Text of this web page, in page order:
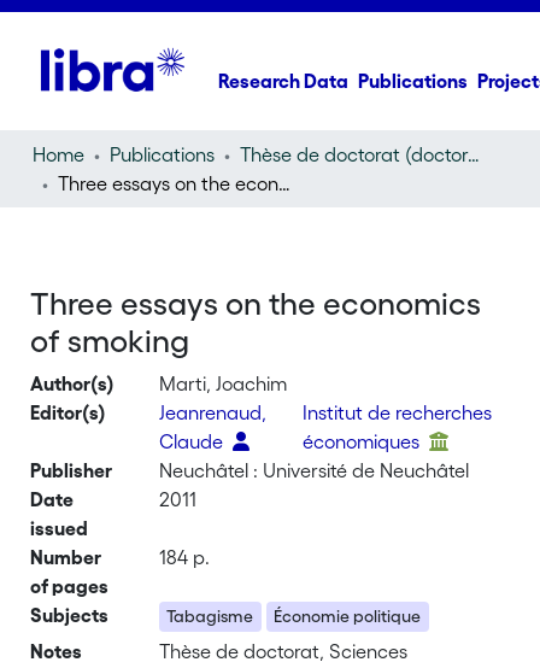
Research Data Publications
Home Publications
Thèse de doctorat (doctoral thesis)
Three essays on the economics of smoking
Three essays on the economics
of smoking
Author(s)
Marti, Joachim
Editor(s)
Jeanrenaud,
Claude
Institut de recherches
économiques
Publisher
Neuchâtel : Université de Neuchâtel
Date
issued
2011
Number
of pages
184 p.
Subjects Tabagisme Économie politique
Notes
Thèse de doctorat, Sciences